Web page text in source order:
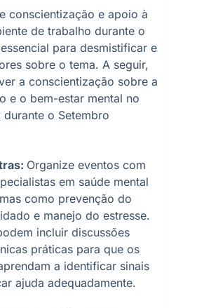
conscientização e apoio à
de trabalho durante o
para desmistificar e
sobre o tema. A seguir,
a conscientização sobre a
e o bem-estar mental no
o Setembro
Organize eventos com
em saúde mental
como prevenção do
e manejo do estresse.
incluir discussões
práticas para que os
a identificar sinais
ajuda adequadamente.